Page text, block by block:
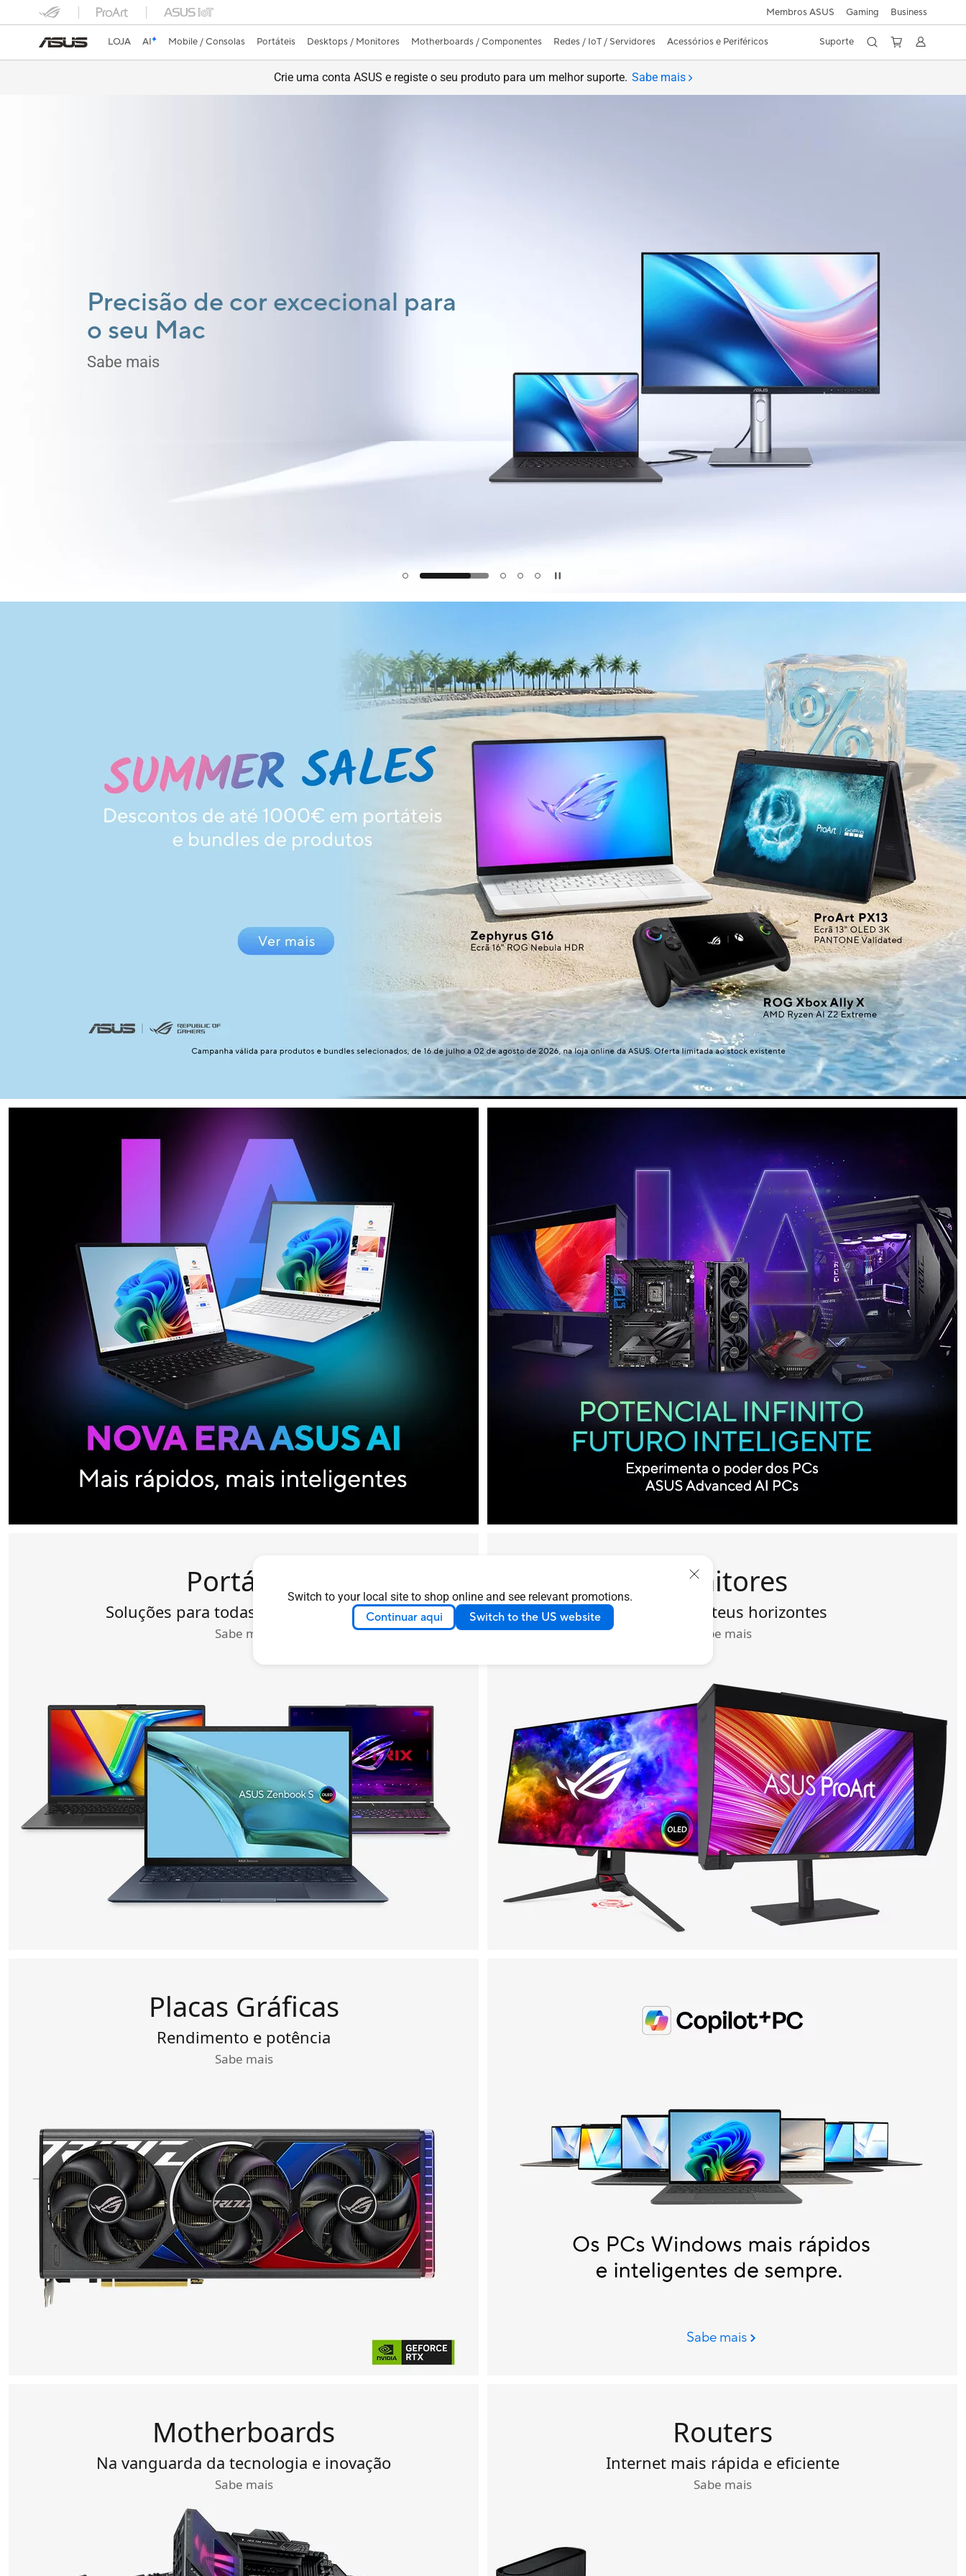
Switch to your local site to shop online and see relevant promotions.
Continuar aqui Switch to the US website
Membros ASUS Gaming Business
LOJA AI Mobile / Consolas Portáteis Desktops / Monitores Motherboards / Componentes Redes / IoT / Servidores Acessórios e Periféricos Suporte
Crie uma conta ASUS e registe o seu produto para um melhor suporte. Sabe mais
Sê o Herói da Tua
História
Portáteis
Soluções para todas as necessidades
Sabe mais
Monitores
Aumenta os teus horizontes
Sabe mais
Placas Gráficas
Rendimento e potência
Sabe mais
Sabe mais
Motherboards
Na vanguarda da tecnologia e inovação
Sabe mais
Routers
Internet mais rápida e eficiente
Sabe mais